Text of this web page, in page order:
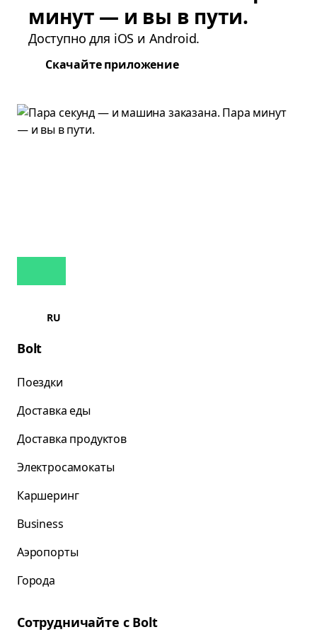
минут — и вы в пути.
Доступно для iOS и Android.
Скачайте приложение
RU
Bolt
Поездки
Доставка еды
Доставка продуктов
Электросамокаты
Каршеринг
Business
Аэропорты
Города
Сотрудничайте с Bolt